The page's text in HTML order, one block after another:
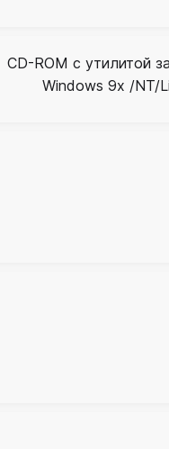
CD-ROM с утилитой
Windows 9x /NT/